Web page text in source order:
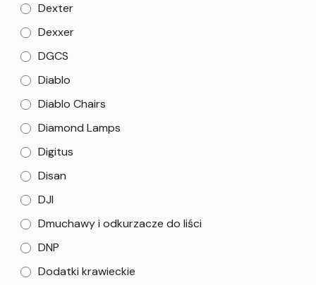
Dexter
Dexxer
DGCS
Diablo
Diablo Chairs
Diamond Lamps
Digitus
Disan
DJI
Dmuchawy i odkurzacze do liści
DNP
Dodatki krawieckie